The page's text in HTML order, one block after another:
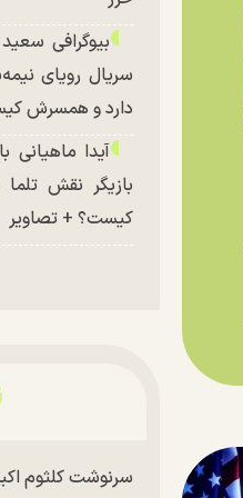
بیوگرافی
سریال رویای
دارد و همسرش
آیدا ماهیانی
بازیگر نقش
کیست؟ + تصاویر
سرنوشت کلثوم